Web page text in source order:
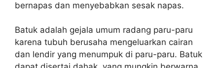
bernapas dan menyebabkan sesak napas.
Batuk adalah gejala umum radang paru-paru
karena tubuh berusaha mengeluarkan cairan
dan lendir yang menumpuk di paru-paru. Batuk